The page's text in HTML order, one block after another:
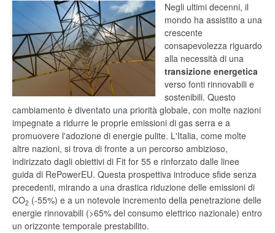
Negli ultimi decenni, il
mondo ha assistito a una
crescente
consapevolezza riguardo
alla necessità di una
transizione energetica
verso fonti rinnovabili e
sostenibili. Questo
cambiamento è diventato una priorità globale, con molte nazioni
impegnate a ridurre le proprie emissioni di gas serra e a
promuovere l'adozione di energie pulite. L'Italia, come molte
altre nazioni, si trova di fronte a un percorso ambizioso,
indirizzato dagli obiettivi di Fit for 55 e rinforzato dalle linee
guida di RePowerEU. Questa prospettiva introduce sfide senza
precedenti, mirando a una drastica riduzione delle emissioni di
CO2 (-55%) e a un notevole incremento della penetrazione delle
energie rinnovabili (>65% del consumo elettrico nazionale) entro
un orizzonte temporale prestabilito.